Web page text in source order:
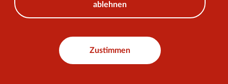
ablehnen
Zustimmen